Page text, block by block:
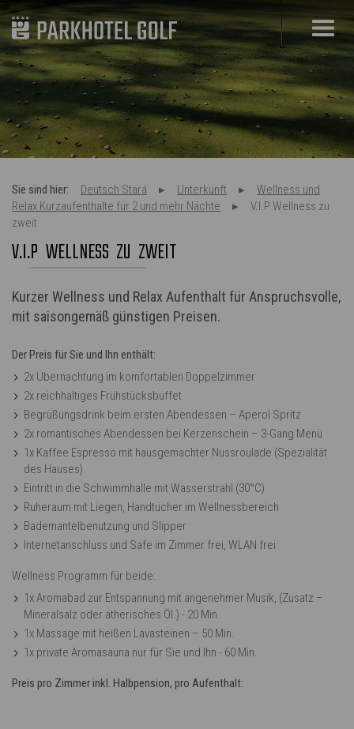
Sie sind hier: Deutsch Stará Unterkunft
Wellness und
Relax Kurzaufenthalte für 2 und mehr Nächte
V.I.P Wellness zu
zweit
V.I.P WELLNESS ZU ZWEIT
Kurzer Wellness und Relax Aufenthalt für Anspruchsvolle,
mit saisongemäß günstigen Preisen.
Der Preis für Sie und Ihn enthält:
2x Übernachtung im komfortablen Doppelzimmer
2x reichhaltiges Frühstücksbuffet
Begrüßungsdrink beim ersten Abendessen – Aperol Spritz
2x romantisches Abendessen bei Kerzenschein – 3-Gang Menü
1x Kaffee Espresso mit hausgemachter Nussroulade (Spezialität
des Hauses)
Eintritt in die Schwimmhalle mit Wasserstrahl (30°C)
Ruheraum mit Liegen, Handtücher im Wellnessbereich
Bademantelbenutzung und Slipper
Internetanschluss und Safe im Zimmer frei, WLAN frei
Wellness Programm für beide:
1x Aromabad zur Entspannung mit angenehmer Musik, (Zusatz –
Mineralsalz oder ätherisches Öl.) - 20 Min.
1x Massage mit heißen Lavasteinen – 50 Min.
1x private Aromasauna nur für Sie und Ihn - 60 Min.
Preis pro Zimmer inkl. Halbpension, pro Aufenthalt: